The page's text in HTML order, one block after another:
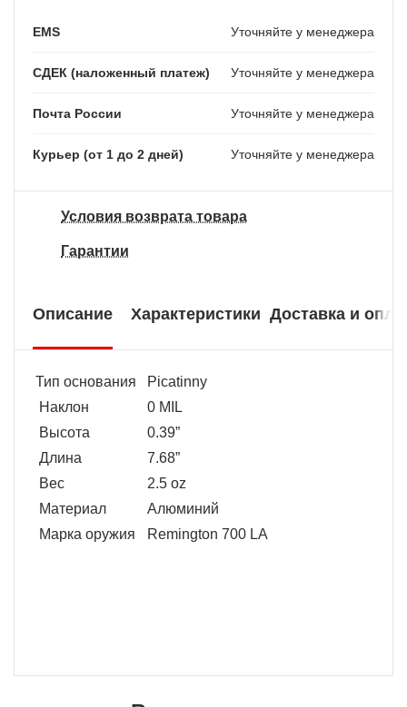
EMS Уточняйте у менеджера
СДЕК (наложенный платеж) Уточняйте у менеджера
Почта России Уточняйте у менеджера
Курьер (от 1 до 2 дней) Уточняйте у менеджера
Условия возврата товара
Гарантии
Описание Характеристики Доставка и
Тип основания
Picatinny
Наклон
0 MIL
Высота
0.39”
Длина
7.68”
Вес
2.5 oz
Материал
Алюминий
Марка оружия
Remington 700 LA